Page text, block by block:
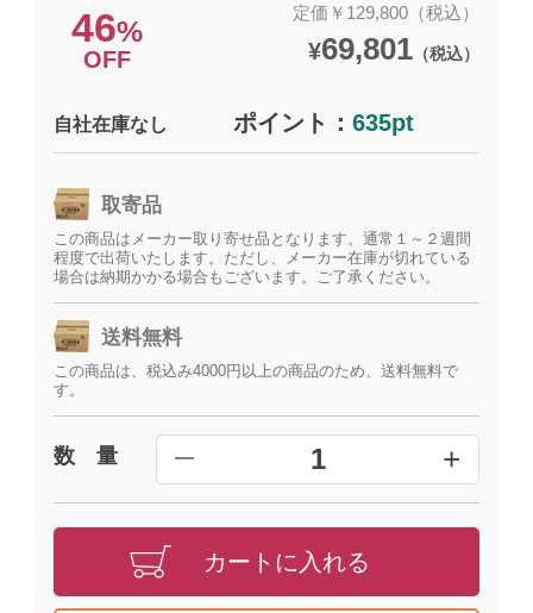
46%
OFF
定価￥129,800（税込）
¥69,801（税込）
自社在庫なし ポイント： 635pt
取寄品
この商品はメーカー取り寄せ品となります。通常１～２週間
程度で出荷いたします。ただし、メーカー在庫が切れている
場合は納期かかる場合もございます。ご了承ください。
送料無料
この商品は、税込み4000円以上の商品のため、送料無料で
す。
数 量 ━ 1 +
カートに入れる